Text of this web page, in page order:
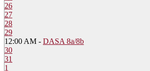
26
27
28
29
12:00 AM - DASA 8a/8b
30
31
1